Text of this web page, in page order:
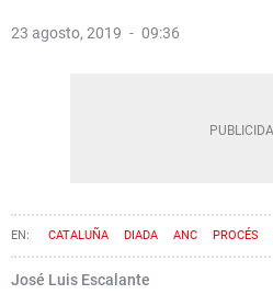
23 agosto, 2019 09:36
CATALUÑA DIADA ANC PROCÉS
José Luis Escalante